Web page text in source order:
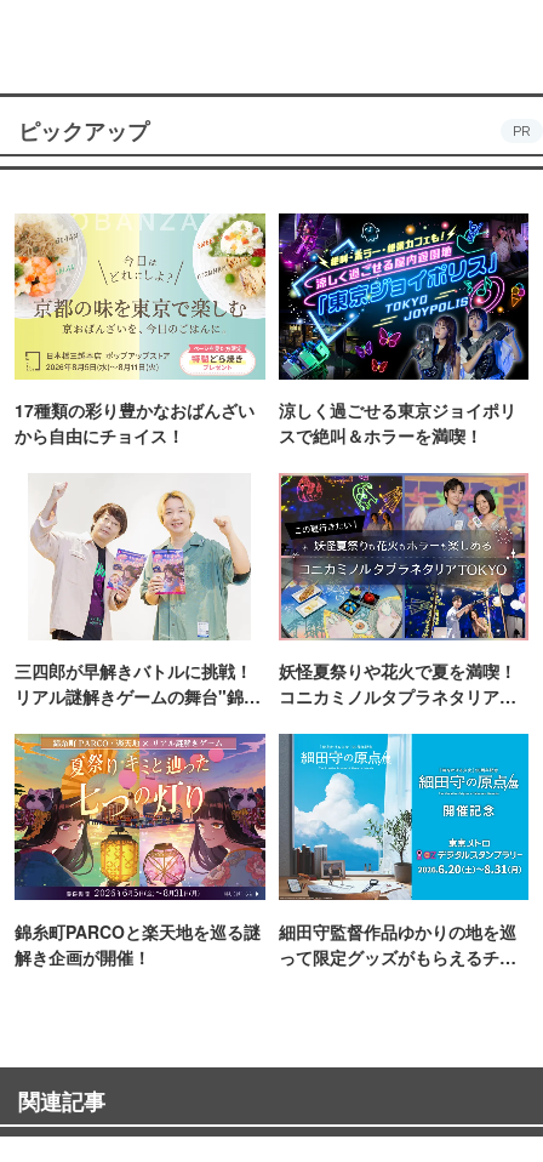
ピックアップ PR
17種類の彩り豊かなおばんざい
から自由にチョイス！
涼しく過ごせる東京ジョイポリ
スで絶叫＆ホラーを満喫！
三四郎が早解きバトルに挑戦！
リアル謎解きゲームの舞台"錦糸
妖怪夏祭りや花火で夏を満喫！
コニカミノルタプラネタリア
錦糸町PARCOと楽天地を巡る謎
解き企画が開催！
細田守監督作品ゆかりの地を巡
って限定グッズがもらえるチャ
関連記事